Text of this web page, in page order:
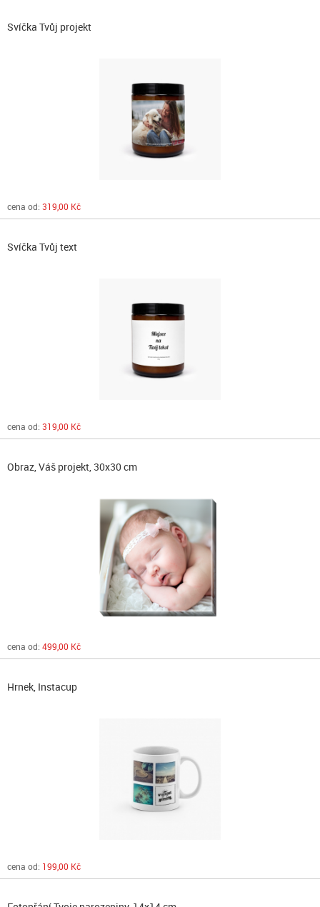
Svíčka Tvůj projekt
cena od: 319,00 Kč
Svíčka Tvůj text
cena od: 319,00 Kč
Obraz, Váš projekt, 30x30 cm
cena od: 499,00 Kč
Hrnek, Instacup
cena od: 199,00 Kč